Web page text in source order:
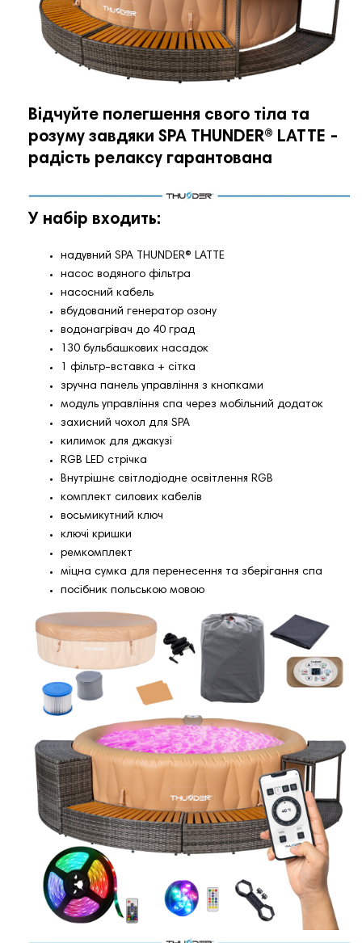
Відчуйте полегшення свого тіла та
розуму завдяки SPA THUNDER®️ LATTE -
радість релаксу гарантована
У набір входить:
надувний SPA THUNDER®️ LATTE
насос водяного фільтра
насосний кабель
вбудований генератор озону
водонагрівач до 40 град
130 бульбашкових насадок
1 фільтр-вставка + сітка
зручна панель управління з кнопками
модуль управління спа через мобільний додаток
захисний чохол для SPA
килимок для джакузі
RGB LED стрічка
Внутрішнє світлодіодне освітлення RGB
комплект силових кабелів
восьмикутний ключ
ключі кришки
ремкомплект
міцна сумка для перенесення та зберігання спа
посібник польською мовою